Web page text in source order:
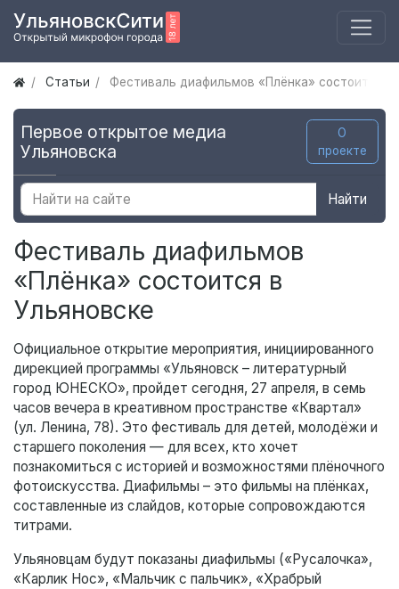
Статьи Фестиваль диафильмов «Плёнка» состоится в
Первое открытое медиа
Ульяновска
О
проекте
Найти
Фестиваль диафильмов
«Плёнка» состоится в
Ульяновске
Официальное открытие мероприятия, инициированного
дирекцией программы «Ульяновск – литературный
город ЮНЕСКО», пройдет сегодня, 27 апреля, в семь
часов вечера в креативном пространстве «Квартал»
(ул. Ленина, 78). Это фестиваль для детей, молодёжи и
старшего поколения — для всех, кто хочет
познакомиться с историей и возможностями плёночного
фотоискусства. Диафильмы – это фильмы на плёнках,
составленные из слайдов, которые сопровождаются
титрами.
Ульяновцам будут показаны диафильмы («Русалочка»,
«Карлик Нос», «Мальчик с пальчик», «Храбрый